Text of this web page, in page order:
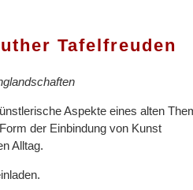
Tafelfreuden
Aspekte eines alten
der Einbindung von Kunst
Alltag.